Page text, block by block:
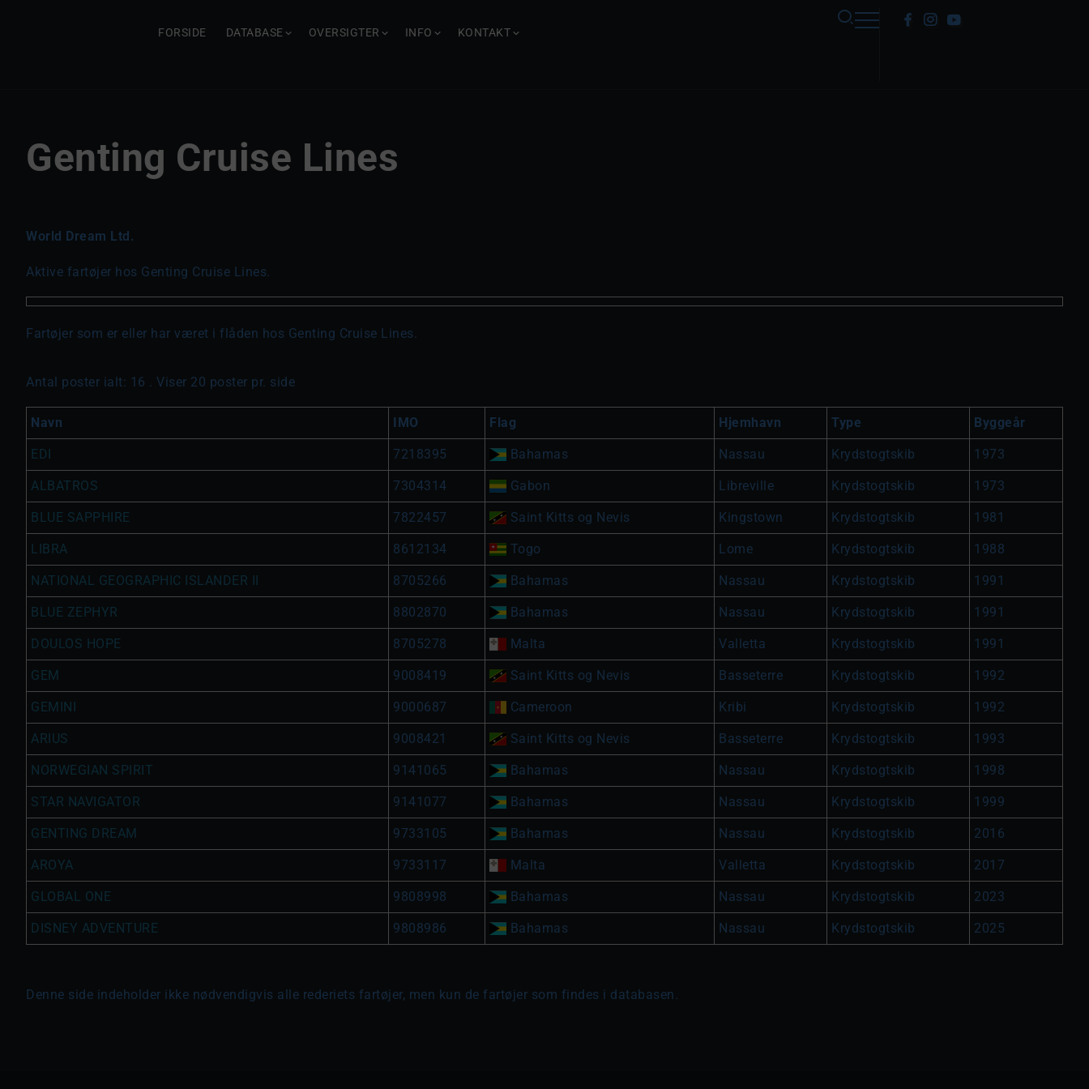
FORSIDE DATABASE OVERSIGTER INFO KONTAKT
Genting Cruise Lines
World Dream Ltd.
Aktive fartøjer hos Genting Cruise Lines.
Fartøjer som er eller har været i flåden hos Genting Cruise Lines.
Antal poster ialt: 16 . Viser 20 poster pr. side
Navn IMO Flag Hjemhavn Type Byggeår
EDI 7218395 Bahamas Nassau Krydstogtskib 1973
ALBATROS 7304314 Gabon Libreville Krydstogtskib 1973
BLUE SAPPHIRE 7822457 Saint Kitts og Nevis Kingstown Krydstogtskib 1981
LIBRA 8612134 Togo Lome Krydstogtskib 1988
NATIONAL GEOGRAPHIC ISLANDER II 8705266 Bahamas Nassau Krydstogtskib 1991
BLUE ZEPHYR 8802870 Bahamas Nassau Krydstogtskib 1991
DOULOS HOPE 8705278 Malta Valletta Krydstogtskib 1991
GEM 9008419 Saint Kitts og Nevis Basseterre Krydstogtskib 1992
GEMINI 9000687 Cameroon Kribi Krydstogtskib 1992
ARIUS 9008421 Saint Kitts og Nevis Basseterre Krydstogtskib 1993
NORWEGIAN SPIRIT 9141065 Bahamas Nassau Krydstogtskib 1998
STAR NAVIGATOR 9141077 Bahamas Nassau Krydstogtskib 1999
GENTING DREAM 9733105 Bahamas Nassau Krydstogtskib 2016
AROYA 9733117 Malta Valletta Krydstogtskib 2017
GLOBAL ONE 9808998 Bahamas Nassau Krydstogtskib 2023
DISNEY ADVENTURE 9808986 Bahamas Nassau Krydstogtskib 2025
Denne side indeholder ikke nødvendigvis alle rederiets fartøjer, men kun de fartøjer som findes i databasen.